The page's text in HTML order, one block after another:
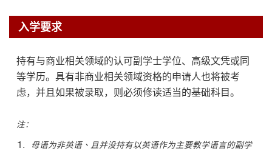
入学要求
持有与商业相关领域的认可副学士学位、高级文凭或同
等学历。具有非商业相关领域资格的申请人也将被考
虑，并且如果被录取，则必须修读适当的基础科目。
注：
母语为非英语、且并没持有以英语作为主要教学语言的副学